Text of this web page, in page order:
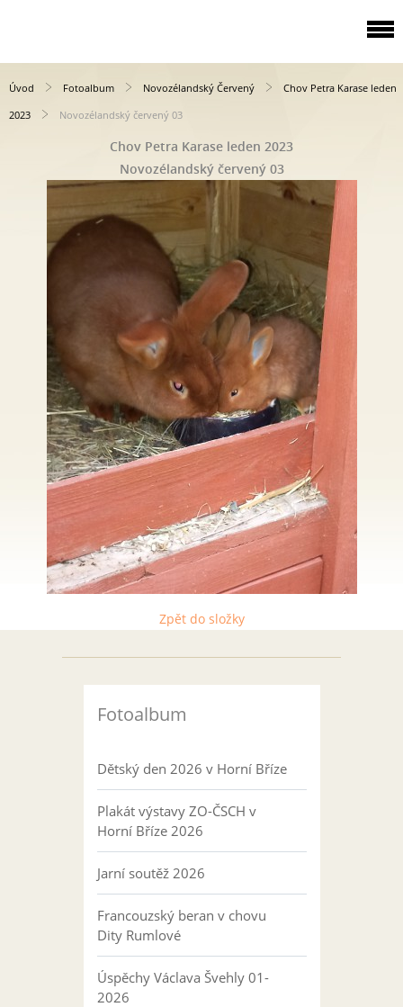
Úvod Fotoalbum Novozélandský Červený
Chov Petra Karase leden
2023
Novozélandský červený 03
Chov Petra Karase leden 2023
Novozélandský červený 03
Zpět do složky
Fotoalbum
Dětský den 2026 v Horní Bříze
Plakát výstavy ZO-ČSCH v
Horní Bříze 2026
Jarní soutěž 2026
Francouzský beran v chovu
Dity Rumlové
Úspěchy Václava Švehly 01-
2026